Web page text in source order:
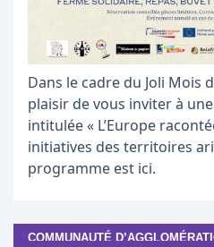
Dans le cadre du Joli Mois
plaisir de vous inviter à
intitulée « L’Europe
initiatives des territoires
programme est ici.
COMMUNAUTÉ